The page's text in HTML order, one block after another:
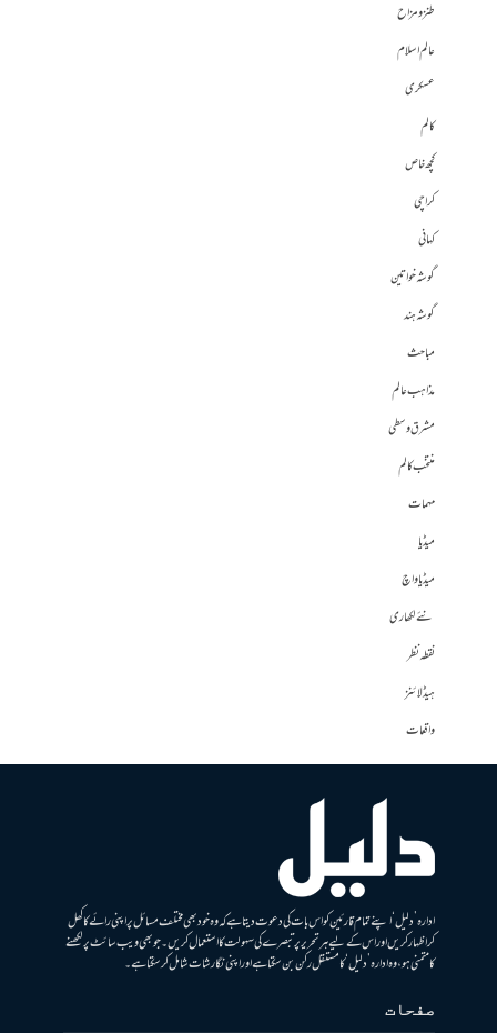
طنز و مزاح
عالم اسلام
عسکری
کالم
کچھ خاص
کراچی
کہانی
گوشہ خواتین
گوشہ ہند
مباحث
مذاہب عالم
مشرق وسطی
منتخب کالم
مہمات
میڈیا
میڈیا واچ
نئے لکھاری
نقطہ نظر
ہیڈلائنز
واقعات
ادارہ ’دلیل‘ اپنے تمام قارئین کو اس بات کی دعوت دیتا ہے کہ وہ خود بھی مختلف مسائل پر اپنی رائے کا کھل
کر اظہار کریں اور اس کے لیے ہر تحریر پر تبصرے کی سہولت کا استعمال کریں۔ جو بھی ویب سائٹ پر لکھنے
کا متمنی ہو، وہ ادارہ ’دلیل‘ کا مستقل رکن بن سکتا ہے اور اپنی نگارشات شامل کرسکتا ہے۔
صفحات